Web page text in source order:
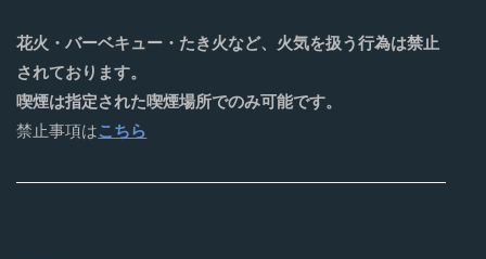
花火・バーベキュー・たき火など、火気を扱う行為は禁止
されております。
喫煙は指定された喫煙場所でのみ可能です。
禁止事項はこちら